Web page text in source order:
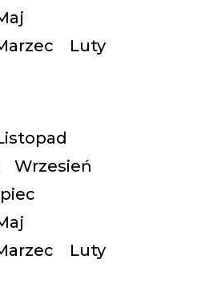
Luty
Wrzesień
Luty